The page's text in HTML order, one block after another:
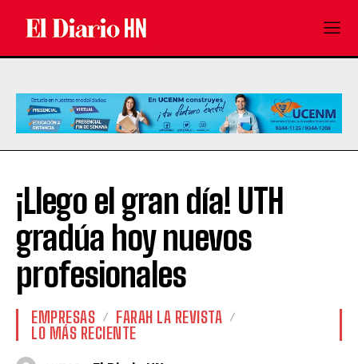
¡Llego el gran día! UTH
gradúa hoy nuevos
profesionales
EMPRESAS
FARAH LA REVISTA
LO MÁS RECIENTE